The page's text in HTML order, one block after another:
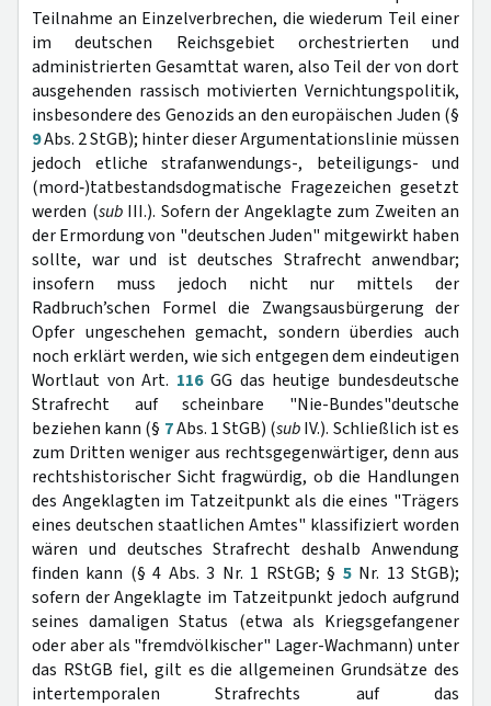
Teilnahme an Einzelverbrechen, die wiederum Teil einer
im deutschen Reichsgebiet orchestrierten und
administrierten Gesamttat waren, also Teil der von dort
ausgehenden rassisch motivierten Vernichtungspolitik,
insbesondere des Genozids an den europäischen Juden (§
9Abs. 2 StGB); hinter dieser Argumentationslinie müssen
jedoch etliche strafanwendungs-, beteiligungs- und
(mord‑)tatbestandsdogmatische Fragezeichen gesetzt
werden (subIII.). Sofern der Angeklagte zum Zweiten an
der Ermordung von "deutschen Juden" mitgewirkt haben
sollte, war und ist deutsches Strafrecht anwendbar;
insofern muss jedoch nicht nur mittels der
Radbruch’schen Formel die Zwangsausbürgerung der
Opfer ungeschehen gemacht, sondern überdies auch
noch erklärt werden, wie sich entgegen dem eindeutigen
Wortlaut von Art. 116GG das heutige bundesdeutsche
Strafrecht auf scheinbare "Nie-Bundes"deutsche
beziehen kann (§ 7Abs. 1 StGB) (subIV.). Schließlich ist es
zum Dritten weniger aus rechtsgegenwärtiger, denn aus
rechtshistorischer Sicht fragwürdig, ob die Handlungen
des Angeklagten im Tatzeitpunkt als die eines "Trägers
eines deutschen staatlichen Amtes" klassifiziert worden
wären und deutsches Strafrecht deshalb Anwendung
finden kann (§ 4 Abs. 3 Nr. 1 RStGB; § 5Nr. 13 StGB);
sofern der Angeklagte im Tatzeitpunkt jedoch aufgrund
seines damaligen Status (etwa als Kriegsgefangener
oder aber als "fremdvölkischer" Lager-Wachmann) unter
das RStGB fiel, gilt es die allgemeinen Grundsätze des
intertemporalen Strafrechts auf das